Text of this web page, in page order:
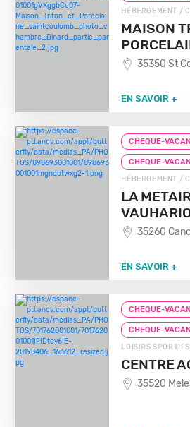
HÉBERGEMENT /
MAISON
35350 St
EN SAVOIR +
CHEQUE-
CHEQUE-
HÉBERGEMENT /
LA
35260
EN SAVOIR +
CHEQUE-
CHEQUE-
LOISIRS
CENTRE
35520